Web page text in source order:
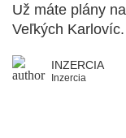
Už máte plány
Veľkých Karlovíc.
INZERCIA
Inzercia